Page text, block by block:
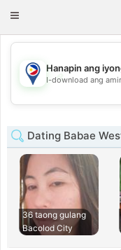
Toggle
💖
Hanapin ang
I-download ang
Dating Babae
36 taong gulang
Bacolod City